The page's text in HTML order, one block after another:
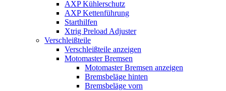
AXP Kühlerschutz
AXP Kettenführung
Starthilfen
Xtrig Preload Adjuster
Verschleißteile
Verschleißteile anzeigen
Motomaster Bremsen
Motomaster Bremsen anzeigen
Bremsbeläge hinten
Bremsbeläge vorn